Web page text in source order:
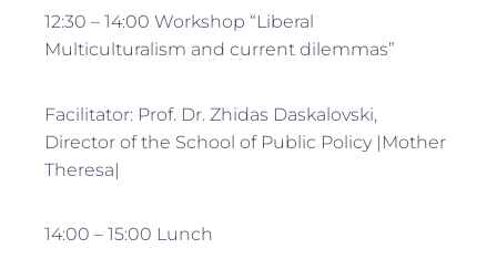
12:30 – 14:00 Workshop “Liberal
Multiculturalism and current dilemmas”
Facilitator: Prof. Dr. Zhidas Daskalovski,
Director of the School of Public Policy |Mother
Theresa|
14:00 – 15:00 Lunch